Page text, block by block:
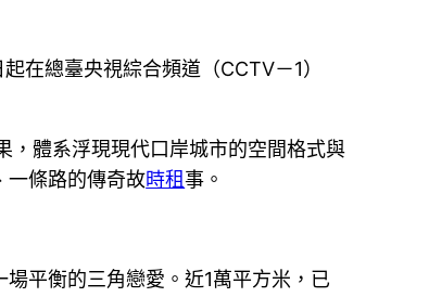
在總臺央視綜合頻道（CCTV－1）
，體系浮現現代口岸城市的空間格式與
一條路的傳奇故時租事。
平衡的三角戀愛。近1萬平方米，已